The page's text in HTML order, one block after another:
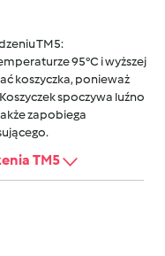
TM5:
95°C i wyższej
koszyczka, ponieważ
spoczywa luźno
zapobiega
TM5